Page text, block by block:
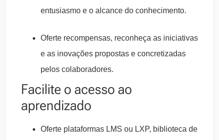
entusiasmo e o alcance do conhecimento.
Oferte recompensas, reconheça as iniciativas
e as inovações propostas e concretizadas
pelos colaboradores.
Facilite o acesso ao
aprendizado
Oferte plataformas LMS ou LXP, biblioteca de